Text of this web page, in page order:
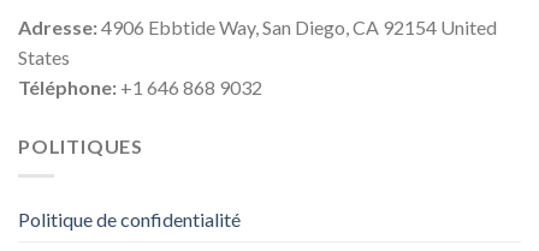
Adresse:4906 Ebbtide Way, San Diego, CA 92154 United
States
Téléphone: +1 646 868 9032
POLITIQUES
Politique de confidentialité